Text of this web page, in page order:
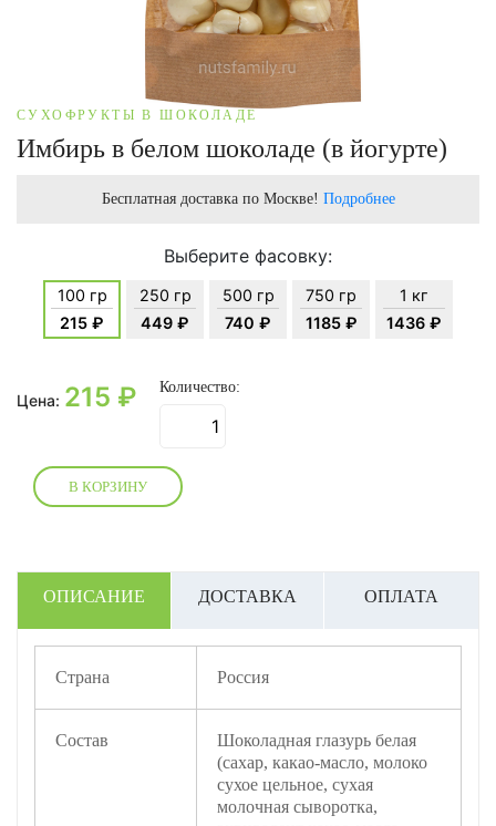
СУХОФРУКТЫ В ШОКОЛАДЕ
Имбирь в белом шоколаде (в йогурте)
Бесплатная доставка по Москве! Подробнее
Выберите фасовку:
100 гр
215 ₽
250 гр
449 ₽
500 гр
740 ₽
750 гр
1185 ₽
1 кг
1436 ₽
Цена: 215 ₽ Количество:
В КОРЗИНУ
ОПИСАНИЕ ДОСТАВКА ОПЛАТА
Страна Россия
Состав
Шоколадная глазурь белая
(сахар, какао-масло, молоко
сухое цельное, сухая
молочная сыворотка,